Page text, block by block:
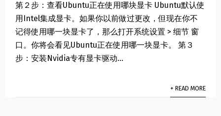
第２步：查看Ubuntu正在使用哪块显卡 Ubuntu默认使
用Intel集成显卡。如果你以前做过更改，但现在你不
记得使用哪一块显卡了，那么打开系统设置 > 细节 窗
口。你将会看见Ubuntu正在使用哪一块显卡。 第３
步：安装Nvidia专有显卡驱动...
+ READ MORE